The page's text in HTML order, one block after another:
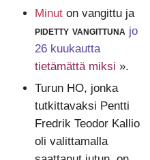
Minuton vangittu ja
pidetty vangittuna jo
26 kuukautta
tietämättä miksi ».
Turun HO, jonka
tutkittavaksi Pentti
Fredrik Teodor Kallio
oli valittamalla